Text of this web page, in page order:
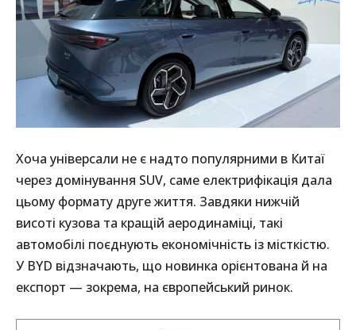
Хоча універсали не є надто популярними в Китаї
через домінування SUV, саме електрифікація дала
цьому формату друге життя. Завдяки нижчій
висоті кузова та кращій аеродинаміці, такі
автомобілі поєднують економічність із місткістю.
У BYD відзначають, що новинка орієнтована й на
експорт — зокрема, на європейський ринок.